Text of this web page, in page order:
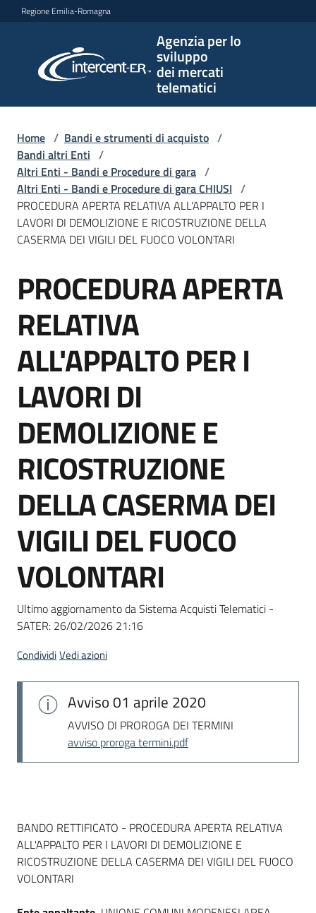
Vai al contenuto
Vai alla navigazione
Vai al footer
Regione Emilia-Romagna
Agenzia per lo
sviluppo
dei mercati
telematici
per lo
sviluppo
telematici
L'Agenzia
e
strumenti
acquisto
Supporto
Piattaforme
telematiche
English
site
su
Home / Bandi e strumenti di acquisto /
Bandi altri Enti /
Altri Enti - Bandi e Procedure di gara /
Altri Enti - Bandi e Procedure di gara CHIUSI /
PROCEDURA APERTA RELATIVA ALL'APPALTO PER I
LAVORI DI DEMOLIZIONE E RICOSTRUZIONE DELLA
CASERMA DEI VIGILI DEL FUOCO VOLONTARI
Salta al contenuto
PROCEDURA APERTA
RELATIVA
ALL'APPALTO PER I
LAVORI DI
DEMOLIZIONE E
RICOSTRUZIONE
DELLA CASERMA DEI
VIGILI DEL FUOCO
VOLONTARI
Ultimo aggiornamento da Sistema Acquisti Telematici -
SATER: 26/02/2026 21:16
CondividiVedi azioni
Avviso01 aprile 2020
AVVISO DI PROROGA DEI TERMINI
avviso proroga termini.pdf
Dati del bando
BANDO RETTIFICATO - PROCEDURA APERTA RELATIVA
ALL'APPALTO PER I LAVORI DI DEMOLIZIONE E
RICOSTRUZIONE DELLA CASERMA DEI VIGILI DEL FUOCO
VOLONTARI